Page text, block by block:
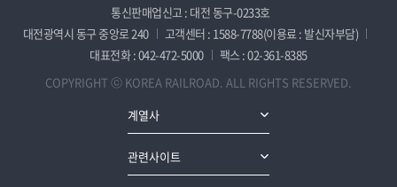
통신판매업신고 : 대전 동구-0233호
대전광역시 동구 중앙로 240
고객센터 : 1588-7788(이용료 : 발신자부담)
대표전화 : 042-472-5000
팩스 : 02-361-8385
COPYRIGHT ⓒ KOREA RAILROAD. ALL RIGHTS RESERVED.
계열사
관련사이트